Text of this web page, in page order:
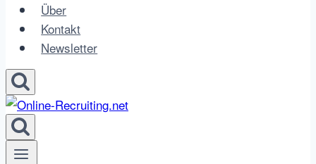
Über
Kontakt
Newsletter